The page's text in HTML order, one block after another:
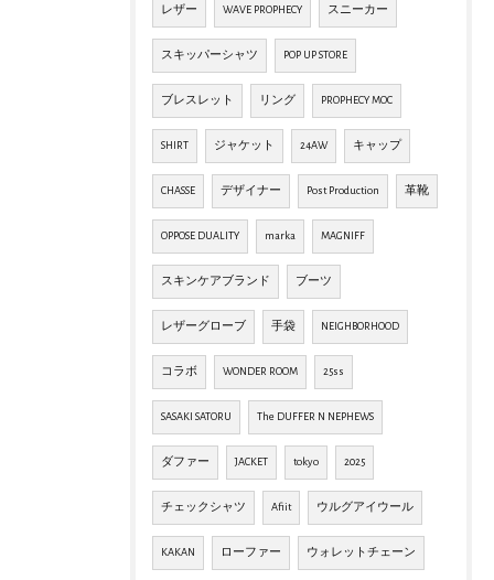
レザー WAVE PROPHECY スニーカー
スキッパーシャツ POP UP STORE
ブレスレット リング PROPHECY MOC
SHIRT ジャケット 24AW キャップ
CHASSE デザイナー Post Production 革靴
OPPOSE DUALITY marka MAGNIFF
スキンケアブランド ブーツ
レザーグローブ 手袋 NEIGHBORHOOD
コラボ WONDER ROOM 25ss
SASAKI SATORU The DUFFER N NEPHEWS
ダファー JACKET tokyo 2025
チェックシャツ Afiit ウルグアイウール
KAKAN ローファー ウォレットチェーン